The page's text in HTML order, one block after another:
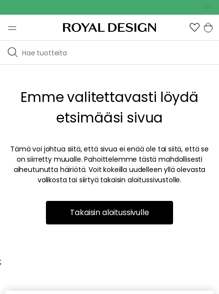
Emme valitettavasti löydä
etsimääsi sivua
Tämä voi johtua siitä, että sivua ei enää ole tai siitä, että se
on siirretty muualle. Pahoittelemme tästä mahdollisesti
aiheutunutta häiriötä. Voit kokeilla uudelleen yllä olevasta
valikosta tai siirtyä takaisin aloitussivustolle.
Takaisin aloitussivulle
;